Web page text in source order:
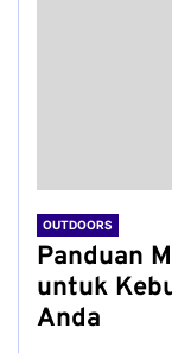
OUTDOORS
Panduan
untuk
Anda